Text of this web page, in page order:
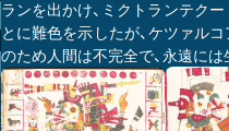
ランを出かけ、ミクトランテク
とに難色を示したが、ケツァル
のため人間は不完全で、永遠に